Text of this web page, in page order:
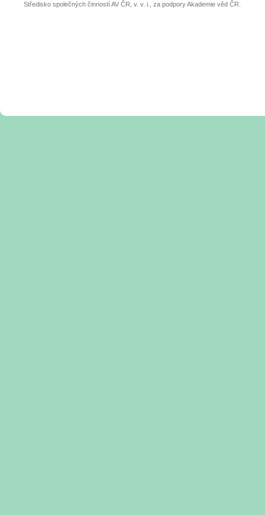
Středisko společných činností AV ČR, v. v. i., za podpory Akademie věd ČR.